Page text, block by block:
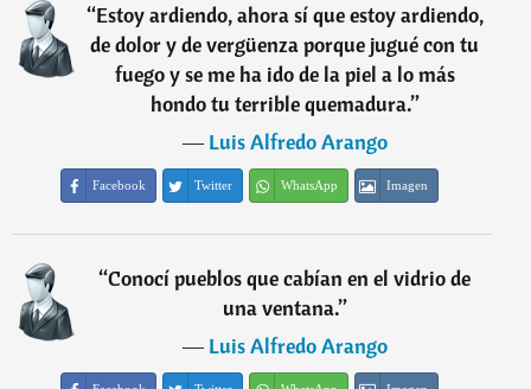
“Estoy ardiendo, ahora sí que estoy ardiendo,
de dolor y de vergüenza porque jugué con tu
fuego y se me ha ido de la piel a lo más
hondo tu terrible quemadura.”
―Luis Alfredo Arango
Facebook Twitter WhatsApp Imagen
“Conocí pueblos que cabían en el vidrio de
una ventana.”
―Luis Alfredo Arango